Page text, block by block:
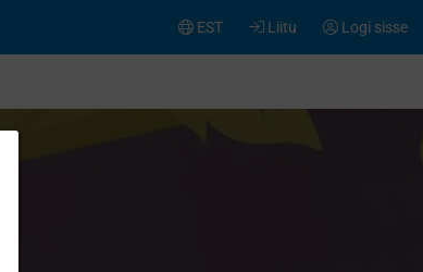
Logi sisse
Liitu
EST